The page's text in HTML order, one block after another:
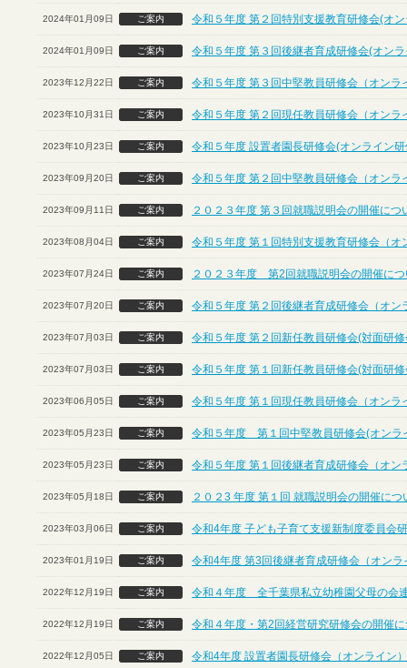
2024年01月09日 ご案内 令和５年度 第２回特別支援教育研修会(オ
2024年01月09日 ご案内 令和５年度 第３回後継者育成研修会(オン
2023年12月22日 ご案内 令和５年度 第３回中堅教員研修会（オンラ
2023年10月31日 ご案内 令和５年度 第２回現任教員研修会（オンラ
2023年10月23日 ご案内 令和５年度 設置者園長研修会(オンライン
2023年09月20日 ご案内 令和５年度 第２回中堅教員研修会（オンラ
2023年09月11日 ご案内 ２０２３年度 第３回就職説明会の開催につ
2023年08月04日 ご案内 令和５年度 第１回特別支援教育研修会（オ
2023年07月24日 ご案内 ２０２３年度 第2回就職説明会の開催に
2023年07月20日 ご案内 令和５年度 第２回後継者育成研修会（オン
2023年07月03日 ご案内 令和５年度 第２回新任教員研修会(対面研
2023年07月03日 ご案内 令和５年度 第１回新任教員研修会(対面研
2023年06月05日 ご案内 令和５年度 第１回現任教員研修会（オンラ
2023年05月23日 ご案内 令和５年度 第１回中堅教員研修会(オンラ
2023年05月23日 ご案内 令和５年度 第１回後継者育成研修会（オン
2023年05月18日 ご案内 ２０２3 年度 第１回 就職説明会の開催につ
2023年03月06日 ご案内 令和4年度 子ども子育て支援新制度委員会
2023年01月19日 ご案内 令和4年度 第3回後継者育成研修会（オンラ
2022年12月19日 ご案内 令和４年度 全千葉県私立幼稚園父母の会
2022年12月19日 ご案内 令和４年度・第2回経営研究研修会の開催
2022年12月05日 ご案内 令和4年度 設置者園長研修会（オンライン）